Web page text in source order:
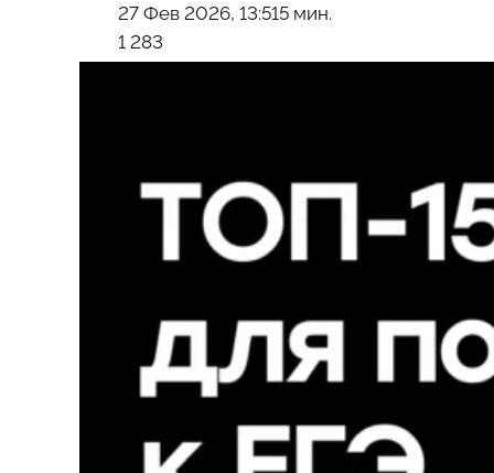
27 Фев 2026, 13:515 мин.
1 283